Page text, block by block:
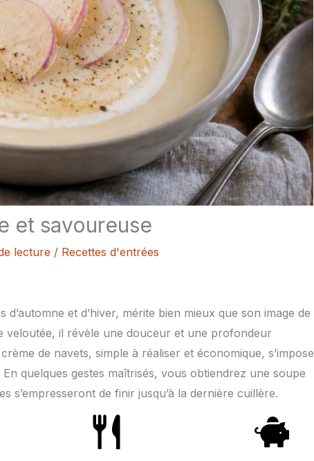
et savoureuse
lecture / Recettes d'entrées
et d’hiver, mérite bien mieux que son image de
veloutée, il révèle une douceur et une profondeur
de navets, simple à réaliser et économique, s’impose
quelques gestes maîtrisés, vous obtiendrez une soupe
s’empresseront de finir jusqu’à la dernière cuillère.